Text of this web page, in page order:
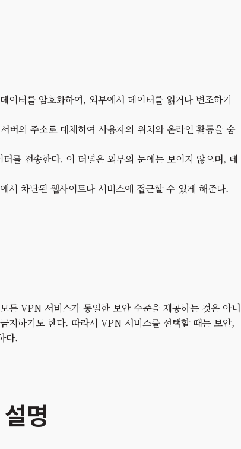
터를 암호화하여, 외부에서 데이터를 읽거나 변조하기
버의 주소로 대체하여 사용자의 위치와 온라인 활동을 숨
를 전송한다. 이 터널은 외부의 눈에는 보이지 않으며, 데
서 차단된 웹사이트나 서비스에 접근할 수 있게 해준다.
든 VPN 서비스가 동일한 보안 수준을 제공하는 것은 아니
지하기도 한다. 따라서 VPN 서비스를 선택할 때는 보안,
다.
명